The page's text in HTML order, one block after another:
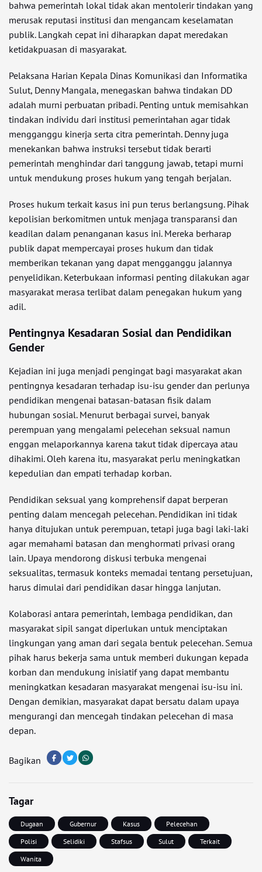
bahwa pemerintah lokal tidak akan mentolerir tindakan yang
merusak reputasi institusi dan mengancam keselamatan
publik. Langkah cepat ini diharapkan dapat meredakan
ketidakpuasan di masyarakat.
Pelaksana Harian Kepala Dinas Komunikasi dan Informatika
Sulut, Denny Mangala, menegaskan bahwa tindakan DD
adalah murni perbuatan pribadi. Penting untuk memisahkan
tindakan individu dari institusi pemerintahan agar tidak
mengganggu kinerja serta citra pemerintah. Denny juga
menekankan bahwa instruksi tersebut tidak berarti
pemerintah menghindar dari tanggung jawab, tetapi murni
untuk mendukung proses hukum yang tengah berjalan.
Proses hukum terkait kasus ini pun terus berlangsung. Pihak
kepolisian berkomitmen untuk menjaga transparansi dan
keadilan dalam penanganan kasus ini. Mereka berharap
publik dapat mempercayai proses hukum dan tidak
memberikan tekanan yang dapat mengganggu jalannya
penyelidikan. Keterbukaan informasi penting dilakukan agar
masyarakat merasa terlibat dalam penegakan hukum yang
adil.
Pentingnya Kesadaran Sosial dan Pendidikan
Gender
Kejadian ini juga menjadi pengingat bagi masyarakat akan
pentingnya kesadaran terhadap isu-isu gender dan perlunya
pendidikan mengenai batasan-batasan fisik dalam
hubungan sosial. Menurut berbagai survei, banyak
perempuan yang mengalami pelecehan seksual namun
enggan melaporkannya karena takut tidak dipercaya atau
dihakimi. Oleh karena itu, masyarakat perlu meningkatkan
kepedulian dan empati terhadap korban.
Pendidikan seksual yang komprehensif dapat berperan
penting dalam mencegah pelecehan. Pendidikan ini tidak
hanya ditujukan untuk perempuan, tetapi juga bagi laki-laki
agar memahami batasan dan menghormati privasi orang
lain. Upaya mendorong diskusi terbuka mengenai
seksualitas, termasuk konteks memadai tentang persetujuan,
harus dimulai dari pendidikan dasar hingga lanjutan.
Kolaborasi antara pemerintah, lembaga pendidikan, dan
masyarakat sipil sangat diperlukan untuk menciptakan
lingkungan yang aman dari segala bentuk pelecehan. Semua
pihak harus bekerja sama untuk memberi dukungan kepada
korban dan mendukung inisiatif yang dapat membantu
meningkatkan kesadaran masyarakat mengenai isu-isu ini.
Dengan demikian, masyarakat dapat bersatu dalam upaya
mengurangi dan mencegah tindakan pelecehan di masa
depan.
Bagikan
Tagar
Dugaan Gubernur Kasus
Pelecehan
Polisi
Selidiki Stafsus Sulut
Terkait
Wanita